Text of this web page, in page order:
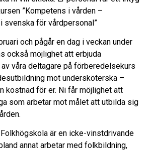
”Kompetens i vården –
svenska för vårdpersonal”
och pågår en dag i veckan under
också möjlighet att erbjuda
våra deltagare på förberedelsekurs
mot undersköterska –
kostnad för er. Ni får möjlighet att
som arbetar mot målet att utbilda sig
är en icke-vinstdrivande
annat arbetar med folkbildning,